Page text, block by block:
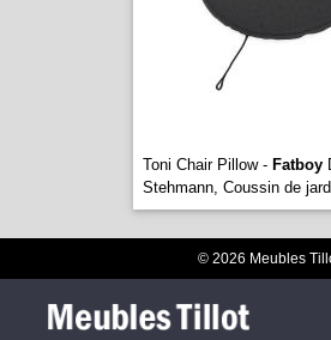
Toni Chair Pillow - Fatboy
Stehmann, Coussin de
© 2026 Meubles